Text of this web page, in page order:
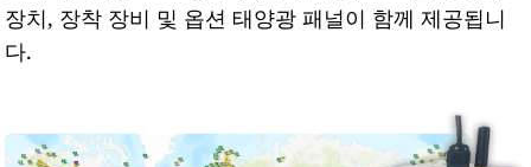
장치, 장착 장비 및 옵션 태양광 패널이 함께 제공됩니
다.